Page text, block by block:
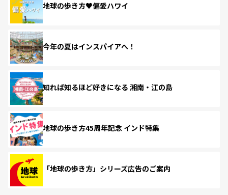
地球の歩き方♥偏愛ハワイ
今年の夏はインスパイアへ！
知れば知るほど好きになる 湘南・江の島
地球の歩き方45周年記念 インド特集
「地球の歩き方」シリーズ広告のご案内